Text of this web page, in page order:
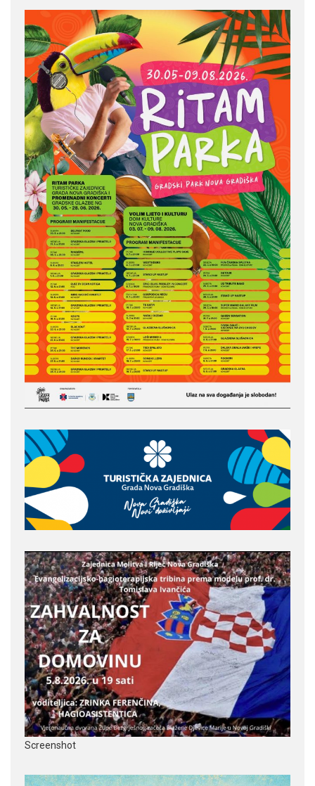
Screenshot